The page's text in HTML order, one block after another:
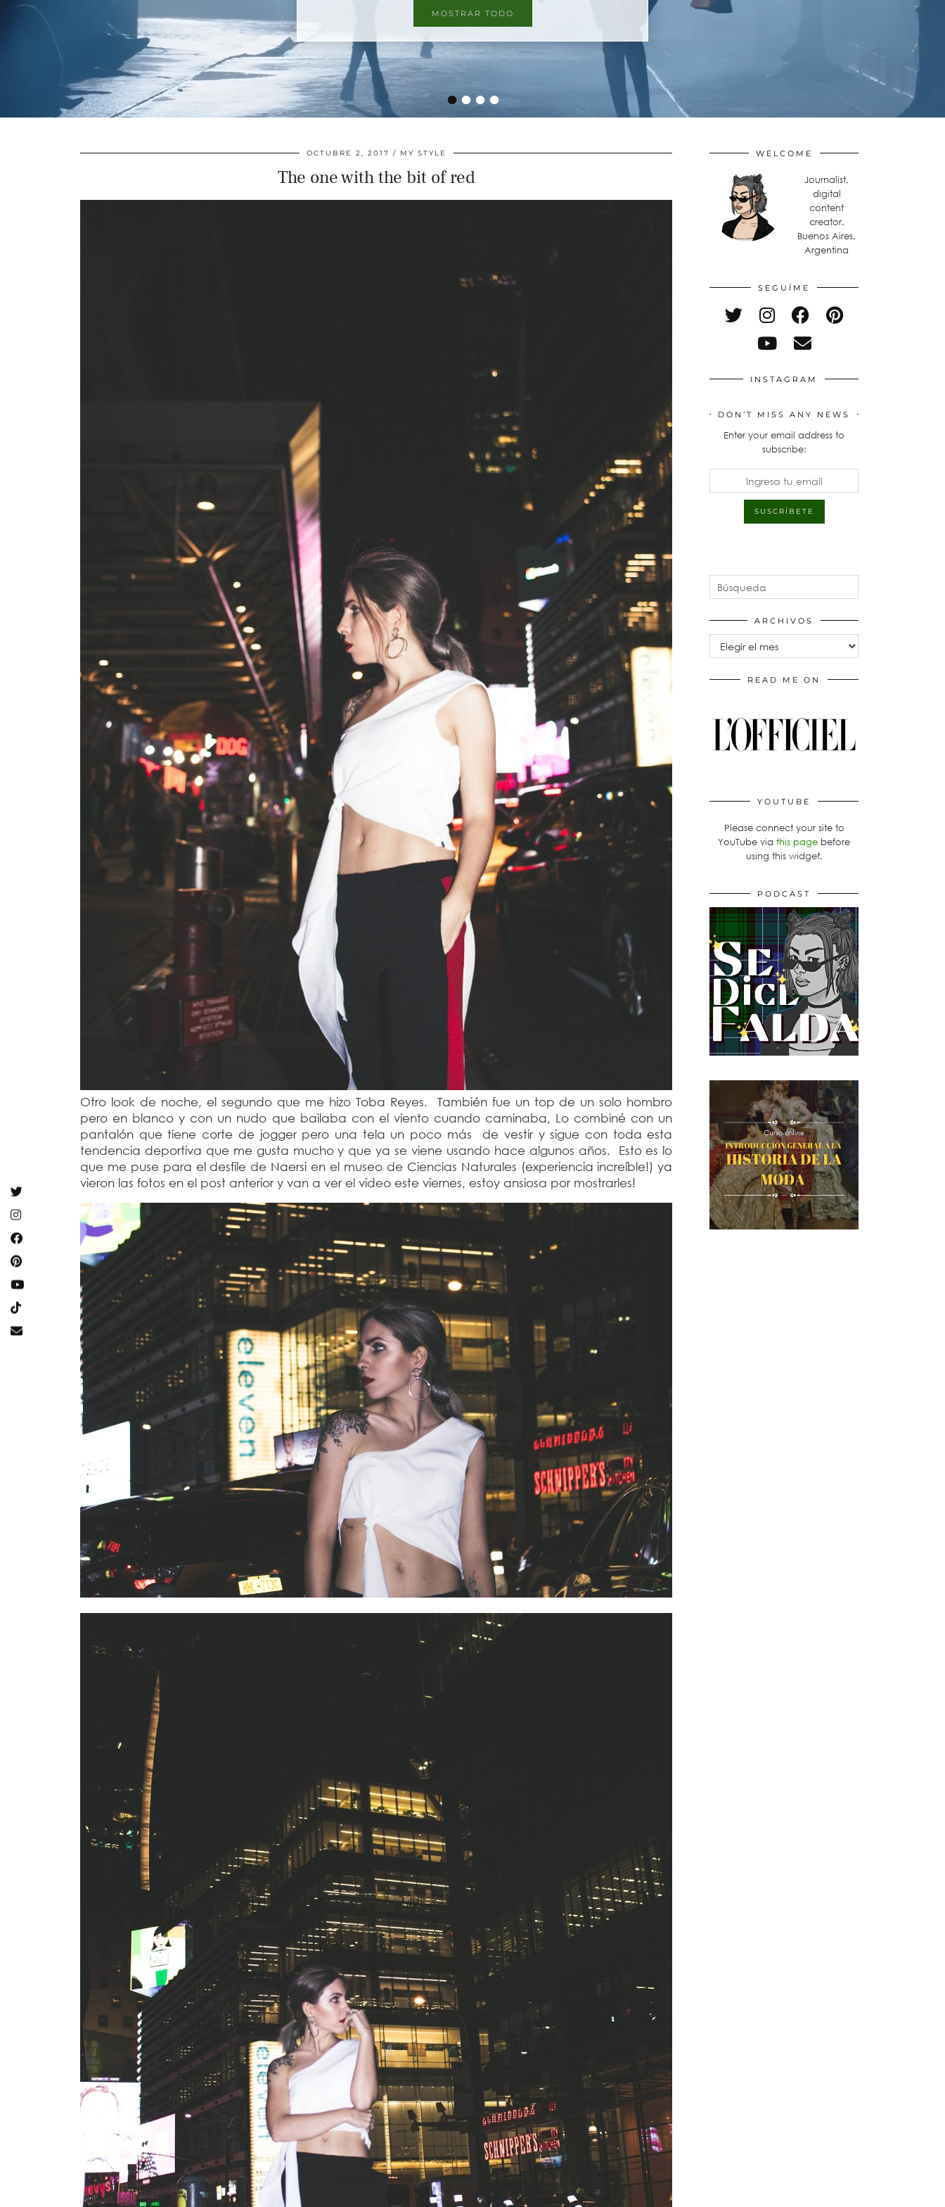
••••
MOSTRAR TODO
OCTUBRE 2, 2017 MY STYLE
The one with the bit of red
Otro look de noche, el segundo que me hizo Toba Reyes. También fue un top de un solo hombro
pero en blanco y con un nudo que bailaba con el viento cuando caminaba, Lo combiné con un
pantalón que tiene corte de jogger pero una tela un poco más de vestir y sigue con toda esta
tendencia deportiva que me gusta mucho y que ya se viene usando hace algunos años. Esto es lo
que me puse para el desfile de Naersi en el museo de Ciencias Naturales (experiencia increíble!) ya
vieron las fotos en el post anterior y van a ver el video este viernes, estoy ansiosa por mostrarles!
WELCOME
Journalist,
digital
content
creator.
Buenos Aires,
Argentina
SEGUÍME
INSTAGRAM
DON’T MISS ANY NEWS
Enter your email address to
subscribe:
ARCHIVOS
Archivos
READ ME ON
YOUTUBE
Please connect your site to
YouTube viathis page before
using this widget.
PODCAST